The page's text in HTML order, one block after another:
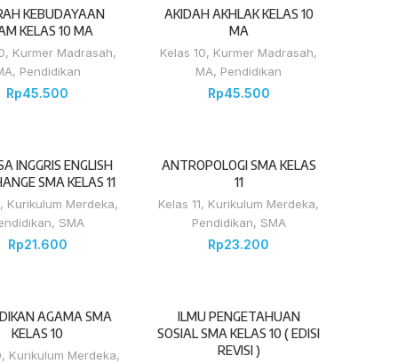
KEBUDAYAAN
KELAS 10 MA
, Kurmer Madrasah,
, Pendidikan
Rp45.500
AKIDAH AKHLAK KELAS 10
MA
Kelas 10, Kurmer Madrasah,
MA, Pendidikan
Rp45.500
INGGRIS ENGLISH
SMA KELAS 11
, Kurikulum Merdeka,
, SMA
Rp21.600
ANTROPOLOGI SMA KELAS
11
Kelas 11, Kurikulum Merdeka,
Pendidikan, SMA
Rp23.200
AGAMA SMA
KELAS 10
, Kurikulum Merdeka,
ILMU PENGETAHUAN
SOSIAL SMA KELAS 10 ( EDISI
REVISI )